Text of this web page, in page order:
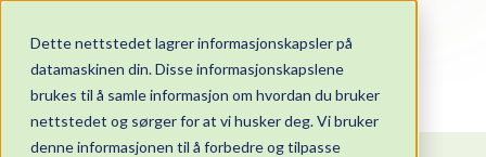
Dette nettstedet lagrer informasjonskapsler på
datamaskinen din. Disse informasjonskapslene
brukes til å samle informasjon om hvordan du bruker
nettstedet og sørger for at vi husker deg. Vi bruker
denne informasjonen til å forbedre og tilpasse